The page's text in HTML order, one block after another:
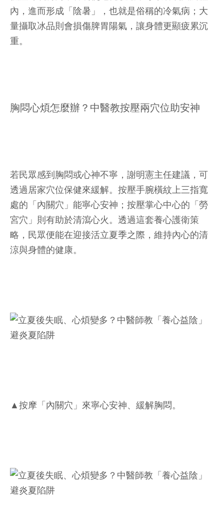
內，進而形成「陰暑」，也就是俗稱的冷氣病；大
量攝取冰品則會損傷脾胃陽氣，讓身體更顯疲累沉
重。
胸悶心煩怎麼辦？中醫教按壓兩穴位助安神
若民眾感到胸悶或心神不寧，謝明憲主任建議，可
透過居家穴位保健來緩解。按壓手腕橫紋上三指寬
處的「內關穴」能寧心安神；按壓掌心中心的「勞
宮穴」則有助於清瀉心火。透過這套養心護衛策
略，民眾便能在迎接活立夏季之際，維持內心的清
涼與身體的健康。
▲按摩「內關穴」來寧心安神、緩解胸悶。